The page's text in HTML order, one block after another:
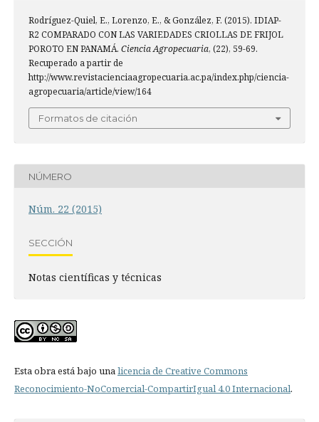
Rodríguez-Quiel, E., Lorenzo, E., & González, F. (2015). IDIAP-
R2 COMPARADO CON LAS VARIEDADES CRIOLLAS DE FRIJOL
POROTO EN PANAMÁ. Ciencia Agropecuaria, (22), 59-69.
Recuperado a partir de
http://www.revistacienciaagropecuaria.ac.pa/index.php/ciencia-
agropecuaria/article/view/164
Formatos de citación
NÚMERO
Núm. 22 (2015)
SECCIÓN
Notas científicas y técnicas
Esta obra está bajo unalicencia de Creative Commons
Reconocimiento-NoComercial-CompartirIgual 4.0 Internacional.